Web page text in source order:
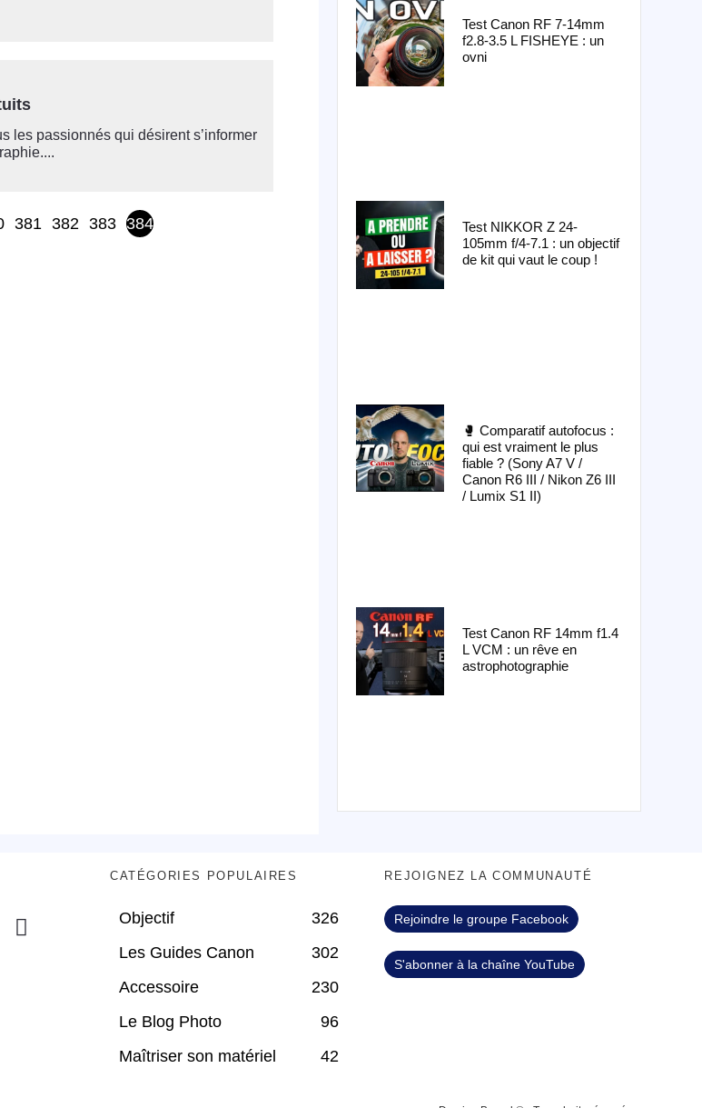
les passionnés qui désirent s’informer
381 382 383 384
Test Canon RF 7-14mm
f2.8-3.5 L FISHEYE : un
ovni
Test NIKKOR Z 24-
105mm f/4-7.1 : un objectif
de kit qui vaut le coup !
🥊 Comparatif autofocus :
qui est vraiment le plus
fiable ? (Sony A7 V /
Canon R6 III / Nikon Z6 III
/ Lumix S1 II)
Test Canon RF 14mm f1.4
L VCM : un rêve en
astrophotographie
CATÉGORIES POPULAIRES
Objectif
326
Les Guides Canon
302
Accessoire
230
Le Blog Photo
96
Maîtriser son matériel
42
REJOIGNEZ LA COMMUNAUTÉ
Rejoindre le groupe Facebook
S'abonner à la chaîne YouTube